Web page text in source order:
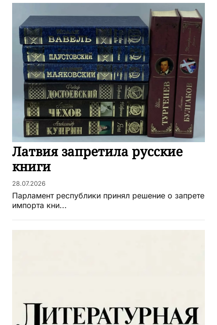
Латвия запретила русские
книги
28.07.2026
Парламент республики принял решение о запрете
импорта кни...